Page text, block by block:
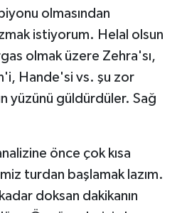
olmasından
istiyorum. Helal olsun
olmak üzere Zehra'sı,
Hande'si vs. şu zor
yüzünü güldürdüler. Sağ
önce çok kısa
turdan başlamak lazım.
doksan dakikanın
Ligi
Ligi